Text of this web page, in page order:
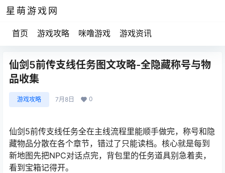
星萌游戏网
首页 游戏攻略 咪噜游戏 游戏资讯
仙剑5前传支线任务图文攻略-全隐藏称号与物
品收集
游戏攻略 7月8日 0
仙剑5前传支线任务全在主线流程里能顺手做完，称号和隐
藏物品分散在各个章节，错过了只能读档。核心就是每到
新地图先把NPC对话点完，背包里的任务道具别急着卖，
看到宝箱记得开。